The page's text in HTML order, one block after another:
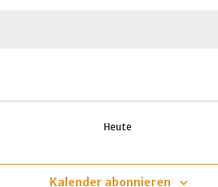
Heute
Kalender abonnieren